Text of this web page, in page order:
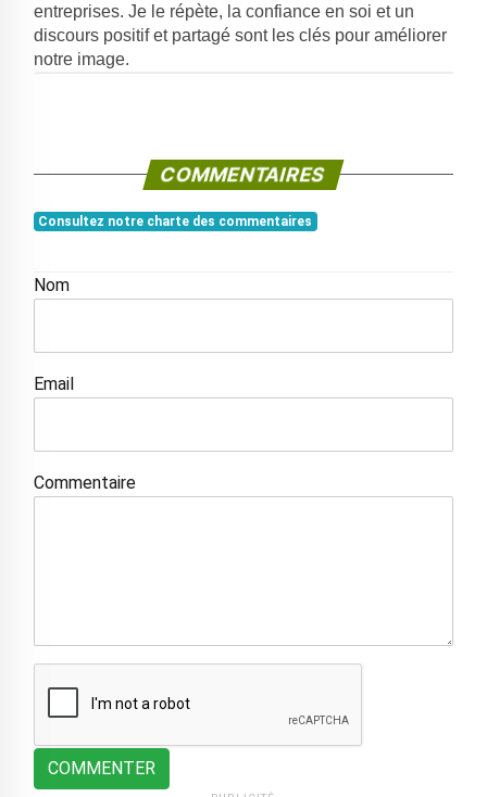
entreprises. Je le répète, la confiance en soi et un
discours positif et partagé sont les clés pour améliorer
notre image.
COMMENTAIRES
Consultez notre charte des commentaires
Nom
Email
Commentaire
COMMENTER